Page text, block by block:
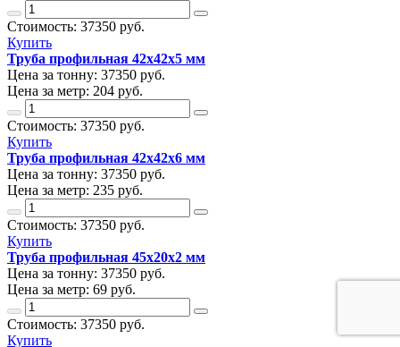
Стоимость: 37350 руб.
Купить
Труба профильная 42х42х5 мм
Цена за тонну: 37350 руб.
Цена за метр: 204 руб.
Стоимость: 37350 руб.
Купить
Труба профильная 42х42х6 мм
Цена за тонну: 37350 руб.
Цена за метр: 235 руб.
Стоимость: 37350 руб.
Купить
Труба профильная 45х20х2 мм
Цена за тонну: 37350 руб.
Цена за метр: 69 руб.
Стоимость: 37350 руб.
Купить